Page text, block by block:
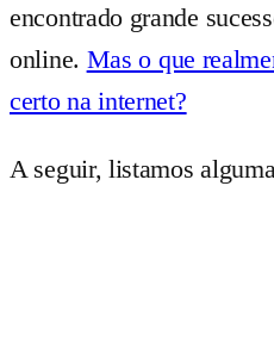
encontrado grande
online. Mas o que
certo na internet?
A seguir, listamos